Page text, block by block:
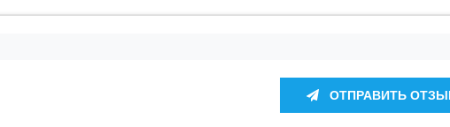
ОТПРАВИТЬ